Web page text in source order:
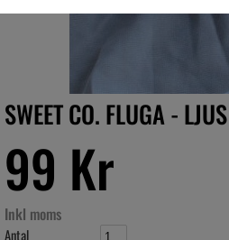
SWEET CO. FLUGA -
99 Kr
Inkl moms
Antal